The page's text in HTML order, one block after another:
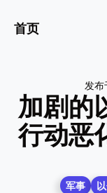
首页
发布
加剧的
行动恶
军事